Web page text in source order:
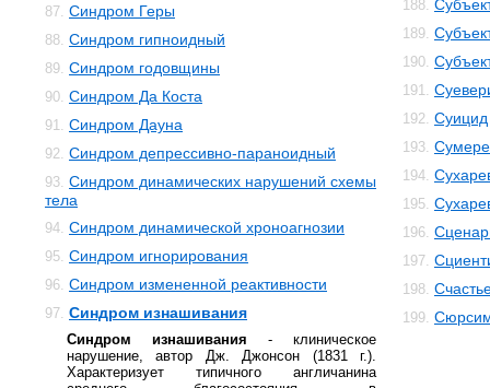
87. Синдром Геры
88. Синдром гипноидный
89. Синдром годовщины
90. Синдром Да Коста
91. Синдром Дауна
92. Синдром депрессивно-параноидный
93. Синдром динамических нарушений схемы
тела
94. Синдром динамической хроноагнозии
95. Синдром игнорирования
96. Синдром измененной реактивности
97. Синдром изнашивания
Синдром изнашивания - клиническое
нарушение, автор Дж. Джонсон (1831 г.).
Характеризует типичного англичанина
188.
189.
190.
191.
192. Суицид
193.
194.
195.
196.
197.
198.
199.